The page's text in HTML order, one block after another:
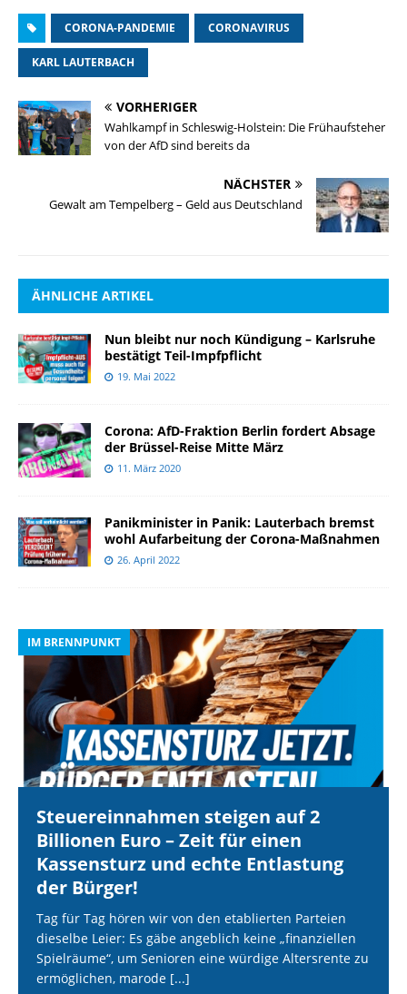
CORONA-PANDEMIE CORONAVIRUS
KARL LAUTERBACH
VORHERIGER
Wahlkampf in Schleswig-Holstein: Die Frühaufsteher
von der AfD sind bereits da
NÄCHSTER
Gewalt am Tempelberg – Geld aus Deutschland
ÄHNLICHE ARTIKEL
Nun bleibt nur noch Kündigung – Karlsruhe
bestätigt Teil-Impfpflicht
19. Mai 2022
Corona: AfD-Fraktion Berlin fordert Absage
der Brüssel-Reise Mitte März
11. März 2020
Panikminister in Panik: Lauterbach bremst
wohl Aufarbeitung der Corona-Maßnahmen
26. April 2022
IM BRENNPUNKT
Steuereinnahmen steigen auf 2
Billionen Euro – Zeit für einen
Kassensturz und echte Entlastung
der Bürger!
Tag für Tag hören wir von den etablierten Parteien
dieselbe Leier: Es gäbe angeblich keine „finanziellen
Spielräume“, um Senioren eine würdige Altersrente zu
ermöglichen, marode [...]